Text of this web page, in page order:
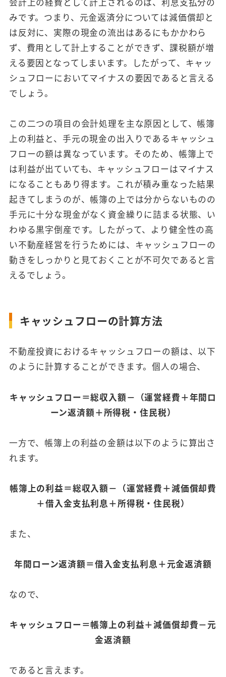
みです。つまり、元金返済分については減価償却と
は反対に、実際の現金の流出はあるにもかかわら
ず、費用として計上することができず、課税額が増
える要因となってしまいます。したがって、キャッ
シュフローにおいてマイナスの要因であると言える
でしょう。
この二つの項目の会計処理を主な原因として、帳簿
上の利益と、手元の現金の出入りであるキャッシュ
フローの額は異なっています。そのため、帳簿上で
は利益が出ていても、キャッシュフローはマイナス
になることもあり得ます。これが積み重なった結果
起きてしまうのが、帳簿の上では分からないものの
手元に十分な現金がなく資金繰りに詰まる状態、い
わゆる黒字倒産です。したがって、より健全性の高
い不動産経営を行うためには、キャッシュフローの
動きをしっかりと見ておくことが不可欠であると言
えるでしょう。
キャッシュフローの計算方法
不動産投資におけるキャッシュフローの額は、以下
のように計算することができます。個人の場合、
キャッシュフロー＝総収入額－（運営経費＋年間ロ
ーン返済額＋所得税・住民税）
一方で、帳簿上の利益の金額は以下のように算出さ
れます。
帳簿上の利益＝総収入額－（運営経費＋減価償却費
＋借入金支払利息＋所得税・住民税）
また、
年間ローン返済額＝借入金支払利息＋元金返済額
なので、
キャッシュフロー＝帳簿上の利益＋減価償却費－元
金返済額
であると言えます。